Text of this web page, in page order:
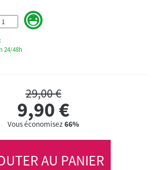
24/48h
29,00 €
9,90€
Vous économisez 66%
AU PANIER